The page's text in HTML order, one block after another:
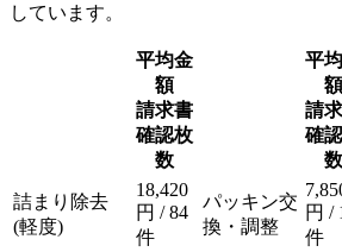
しています。
平均金
額
請求書
確認枚
数
平
額
請
確
数
詰まり除去
(軽度)
18,420
円 / 84
件
パッキン交
換・調整
円 /
件